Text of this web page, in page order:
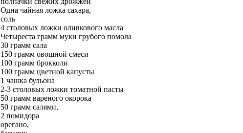
Одна чайная ложка сахара,
соль
4 столовых ложки оливкового масла
Четыреста грамм муки грубого помола
30 грамм сала
150 грамм овощной смеси
100 грамм брокколи
100 грамм цветной капусты
1 чашка бульона
2-3 столовых ложки томатной пасты
50 грамм вареного окорока
50 грамм салями,
2 помидора
орегано,